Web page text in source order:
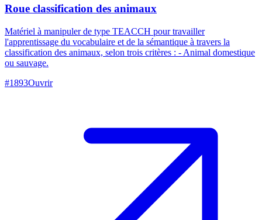
Roue classification des animaux
Matériel à manipuler de type TEACCH pour travailler
l'apprentissage du vocabulaire et de la sémantique à travers la
classification des animaux, selon trois critères : - Animal domestique
ou sauvage.
#1893Ouvrir